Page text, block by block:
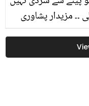
۔۔ مزیدار پشاوری
تو جانیں بابا فوڈز
اسپیشل ریسیپی جو